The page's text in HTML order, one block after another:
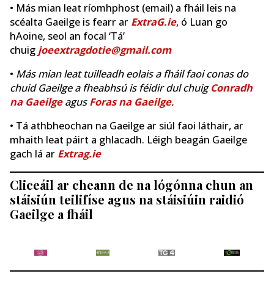
• Más mian leat ríomhphost (email) a fháil leis na
scéalta Gaeilge is fearr ar ExtraG.ie, ó Luan go
hAoine, seol an focal ‘Tá’
chuig joeextragdotie@gmail.com
• Más mian leat tuilleadh eolais a fháil faoi conas do
chuid Gaeilge a fheabhsú is féidir dul chuigConradh
na GaeilgeagusForas na Gaeilge.
• Tá athbheochan na Gaeilge ar siúl faoi láthair, ar
mhaith leat páirt a ghlacadh. Léigh beagán Gaeilge
gach lá ar Extrag.ie
Cliceáil ar cheann de na lógónna chun an
stáisiún teilifíse agus na stáisiúin raidió
Gaeilge a fháil